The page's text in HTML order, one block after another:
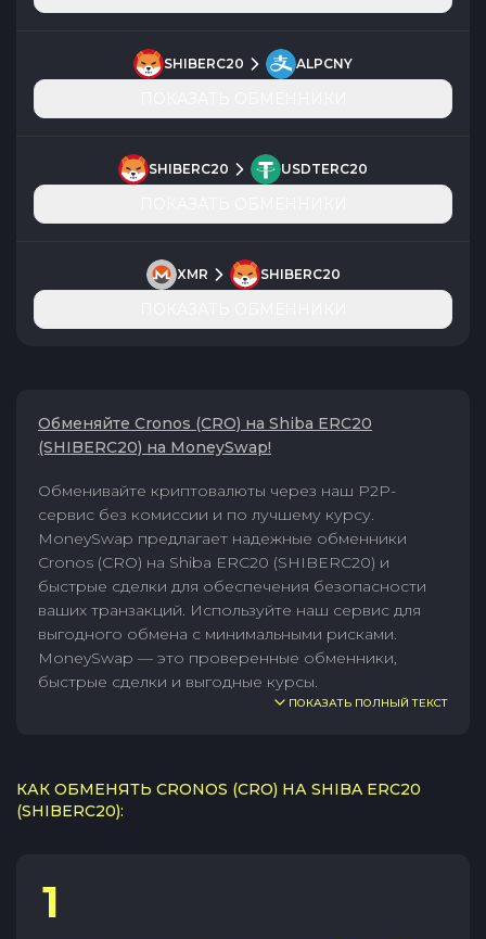
SHIBERC20 ALPCNY
SHIBERC20 USDTERC20
XMR SHIBERC20
Обменяйте Cronos (CRO) на Shiba ERC20
(SHIBERC20) на MoneySwap!
Обменивайте криптовалюты через наш P2P-
сервис без комиссии и по лучшему курсу.
MoneySwap предлагает надежные обменники
Cronos (CRO) на Shiba ERC20 (SHIBERC20) и
быстрые сделки для обеспечения безопасности
ваших транзакций. Используйте наш сервис для
выгодного обмена с минимальными рисками.
MoneySwap — это проверенные обменники,
быстрые сделки и выгодные курсы.
ПОКАЗАТЬ ПОЛНЫЙ ТЕКСТ
КАК ОБМЕНЯТЬ CRONOS (CRO) НА SHIBA ERC20
(SHIBERC20):
1